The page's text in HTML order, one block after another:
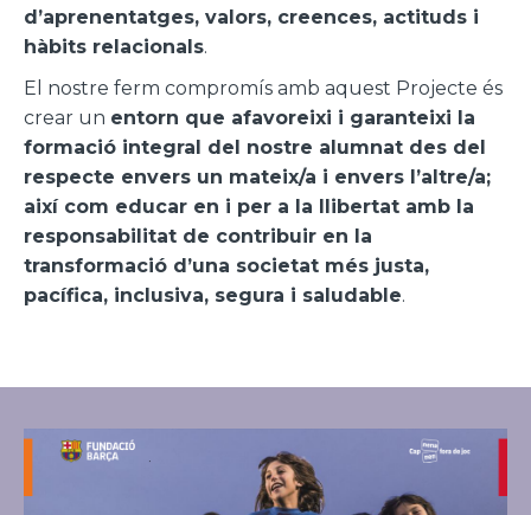
d’aprenentatges, valors, creences, actituds i
hàbits relacionals.
El nostre ferm compromís amb aquest Projecte és
crear un entorn que afavoreixi i garanteixi la
formació integral del nostre alumnat des del
respecte envers un mateix/a i envers l’altre/a;
així com educar en i per a la llibertat amb la
responsabilitat de contribuir en la
transformació d’una societat més justa,
pacífica, inclusiva, segura i saludable.